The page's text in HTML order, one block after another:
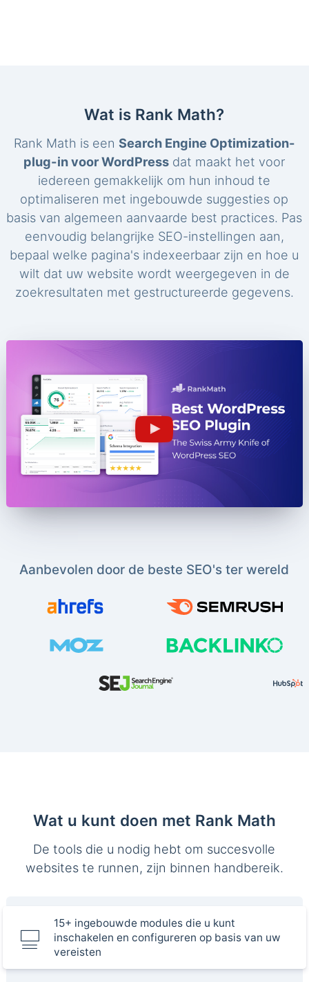
Wat is Rank Math?
Rank Math is een Search Engine Optimization-
plug-in voor WordPress dat maakt het voor
iedereen gemakkelijk om hun inhoud te
optimaliseren met ingebouwde suggesties op
basis van algemeen aanvaarde best practices. Pas
eenvoudig belangrijke SEO-instellingen aan,
bepaal welke pagina's indexeerbaar zijn en hoe u
wilt dat uw website wordt weergegeven in de
zoekresultaten met gestructureerde gegevens.
Aanbevolen door de beste SEO's ter wereld
Wat u kunt doen met Rank Math
De tools die u nodig hebt om succesvolle
websites te runnen, zijn binnen handbereik.
15+ ingebouwde modules die u kunt
inschakelen en configureren op basis van uw
vereisten